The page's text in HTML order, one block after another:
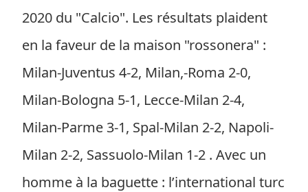
2020 du "Calcio". Les résultats plaident
en la faveur de la maison "rossonera" :
Milan-Juventus 4-2, Milan,-Roma 2-0,
Milan-Bologna 5-1, Lecce-Milan 2-4,
Milan-Parme 3-1, Spal-Milan 2-2, Napoli-
Milan 2-2, Sassuolo-Milan 1-2 . Avec un
homme à la baguette : l’international turc